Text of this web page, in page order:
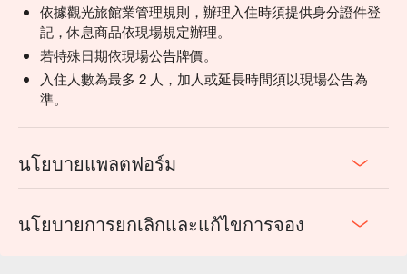
依據觀光旅館業管理規則，辦理入住時須提供身分證件登
記，休息商品依現場規定辦理。
若特殊日期依現場公告牌價。
入住人數為最多 2 人，加人或延長時間須以現場公告為
準。
นโยบายแพลตฟอร์ม
นโยบายการยกเลิกและแก้ไขการจอง